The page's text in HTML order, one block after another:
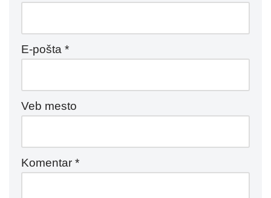
E-pošta *
Veb mesto
Komentar *